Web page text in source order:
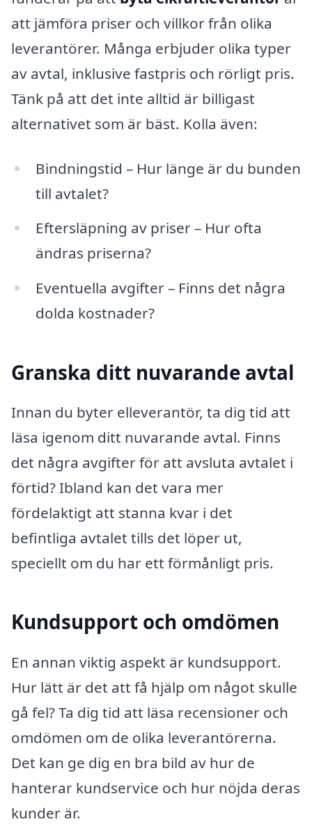
att jämföra priser och villkor från olika
leverantörer. Många erbjuder olika typer
av avtal, inklusive fastpris och rörligt pris.
Tänk på att det inte alltid är billigast
alternativet som är bäst. Kolla även:
Bindningstid – Hur länge är du bunden
till avtalet?
Eftersläpning av priser – Hur ofta
ändras priserna?
Eventuella avgifter – Finns det några
dolda kostnader?
Granska ditt nuvarande avtal
Innan du byter elleverantör, ta dig tid att
läsa igenom ditt nuvarande avtal. Finns
det några avgifter för att avsluta avtalet i
förtid? Ibland kan det vara mer
fördelaktigt att stanna kvar i det
befintliga avtalet tills det löper ut,
speciellt om du har ett förmånligt pris.
Kundsupport och omdömen
En annan viktig aspekt är kundsupport.
Hur lätt är det att få hjälp om något skulle
gå fel? Ta dig tid att läsa recensioner och
omdömen om de olika leverantörerna.
Det kan ge dig en bra bild av hur de
hanterar kundservice och hur nöjda deras
kunder är.